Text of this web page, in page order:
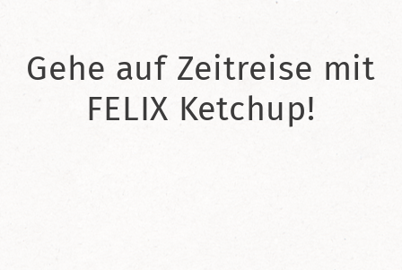
Gehe auf Zeitreise mit
FELIX Ketchup!